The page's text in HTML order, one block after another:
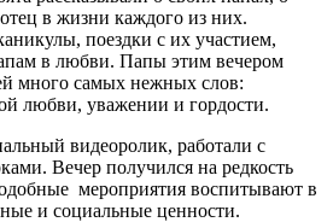
в жизни каждого из них.
поездки с их участием,
в любви. Папы этим вечером
много самых нежных слов:
любви, уважении и гордости.
видеоролик, работали с
Вечер получился на редкость
мероприятия воспитывают в
и социальные ценности.